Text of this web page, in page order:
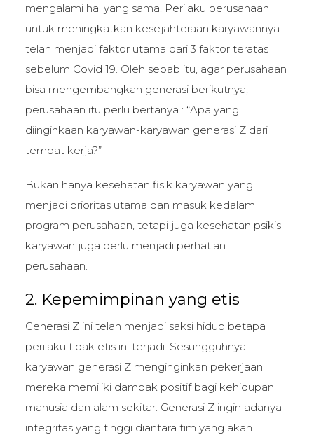
mengalami hal yang sama. Perilaku perusahaan
untuk meningkatkan kesejahteraan karyawannya
telah menjadi faktor utama dari 3 faktor teratas
sebelum Covid 19. Oleh sebab itu, agar perusahaan
bisa mengembangkan generasi berikutnya,
perusahaan itu perlu bertanya : “Apa yang
diinginkaan karyawan-karyawan generasi Z dari
tempat kerja?”
Bukan hanya kesehatan fisik karyawan yang
menjadi prioritas utama dan masuk kedalam
program perusahaan, tetapi juga kesehatan psikis
karyawan juga perlu menjadi perhatian
perusahaan.
2. Kepemimpinan yang etis
Generasi Z ini telah menjadi saksi hidup betapa
perilaku tidak etis ini terjadi. Sesungguhnya
karyawan generasi Z menginginkan pekerjaan
mereka memiliki dampak positif bagi kehidupan
manusia dan alam sekitar. Generasi Z ingin adanya
integritas yang tinggi diantara tim yang akan